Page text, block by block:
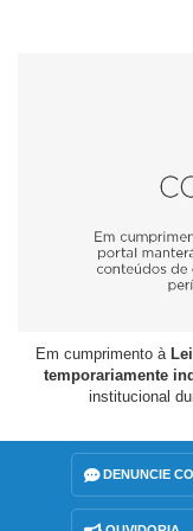
Em cumprimento à
temporariamente
institucional
DENUNCIE